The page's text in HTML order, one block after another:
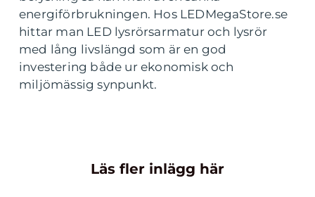
energiförbrukningen. Hos LEDMegaStore.se
hittar man LED lysrörsarmatur och lysrör
med lång livslängd som är en god
investering både ur ekonomisk och
miljömässig synpunkt.
Läs fler inlägg här